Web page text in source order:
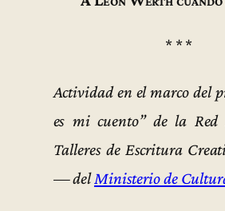
* * *
Actividad en el marco del
es mi cuento” de la Red
Talleres de Escritura
— delMinisterio de